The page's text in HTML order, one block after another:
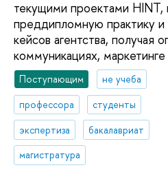
текущими проектами HINT,
преддипломную практику и
кейсов агентства, получая
коммуникациях, маркетинге
Поступающим
не учеба
профессора
студенты
экспертиза
бакалавриат
магистратура